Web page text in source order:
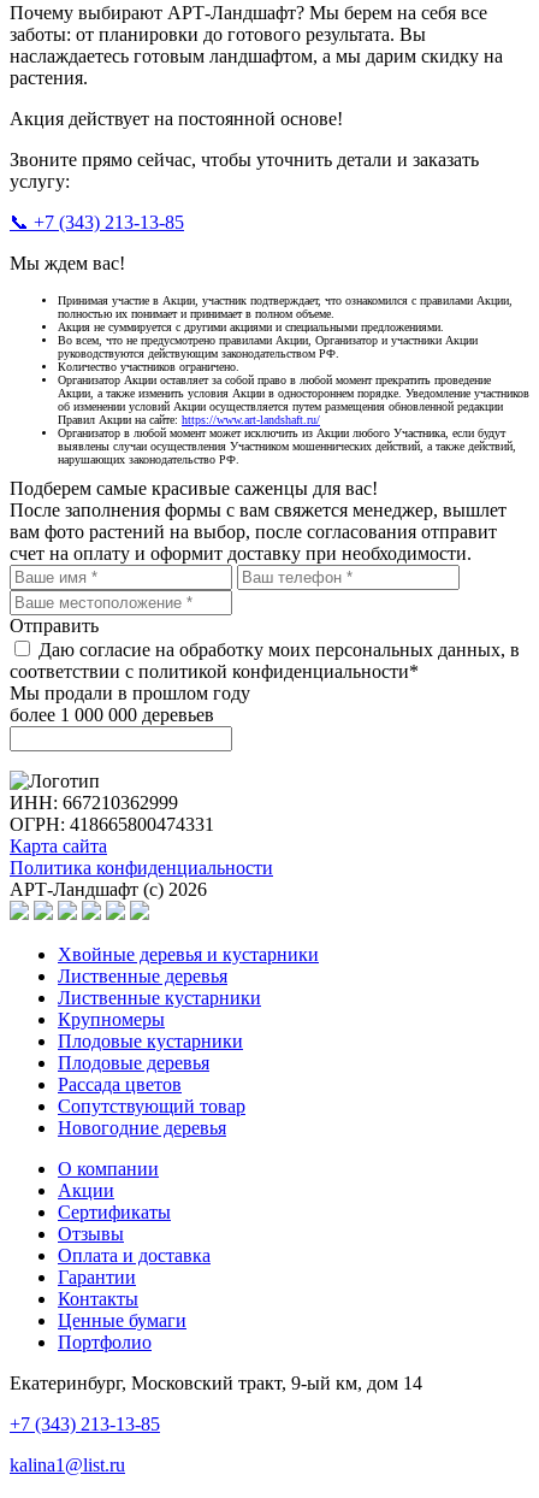
Почему выбирают АРТ-Ландшафт? Мы берем на себя все
заботы: от планировки до готового результата. Вы
наслаждаетесь готовым ландшафтом, а мы дарим скидку на
растения.
Акция действует на постоянной основе!
Звоните прямо сейчас, чтобы уточнить детали и заказать
услугу:
📞 +7 (343) 213-13-85
Мы ждем вас!
Принимая участие в Акции, участник подтверждает, что ознакомился с правилами Акции,
полностью их понимает и принимает в полном объеме.
Акция не суммируется с другими акциями и специальными предложениями.
Во всем, что не предусмотрено правилами Акции, Организатор и участники Акции
руководствуются действующим законодательством РФ.
Количество участников ограничено.
Организатор Акции оставляет за собой право в любой момент прекратить проведение
Акции, а также изменить условия Акции в одностороннем порядке. Уведомление участников
об изменении условий Акции осуществляется путем размещения обновленной редакции
Правил Акции на сайте: https://www.art-landshaft.ru/
Организатор в любой момент может исключить из Акции любого Участника, если будут
выявлены случаи осуществления Участником мошеннических действий, а также действий,
нарушающих законодательство РФ.
Подберем самые красивые саженцы для вас!
После заполнения формы с вам свяжется менеджер, вышлет
вам фото растений на выбор, после согласования отправит
счет на оплату и оформит доставку при необходимости.
Отправить
Даю согласие на обработку моих персональных данных, в
соответствии с политикой конфиденциальности*
Мы продали в прошлом году
более 1 000 000 деревьев
ИНН: 667210362999
ОГРН: 418665800474331
Карта сайта
Политика конфиденциальности
АРТ-Ландшафт (с) 2026
Хвойные деревья и кустарники
Лиственные деревья
Лиственные кустарники
Крупномеры
Плодовые кустарники
Плодовые деревья
Рассада цветов
Сопутствующий товар
Новогодние деревья
О компании
Акции
Сертификаты
Отзывы
Оплата и доставка
Гарантии
Контакты
Ценные бумаги
Портфолио
Екатеринбург, Московский тракт, 9-ый км, дом 14
+7 (343) 213-13-85
kalina1@list.ru